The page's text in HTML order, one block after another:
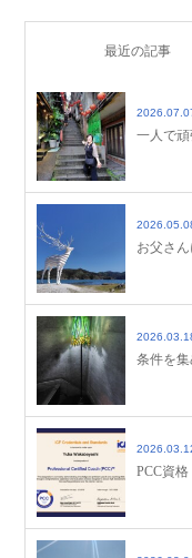
最近の記事
一人で
お父さ
条件を
PCC資